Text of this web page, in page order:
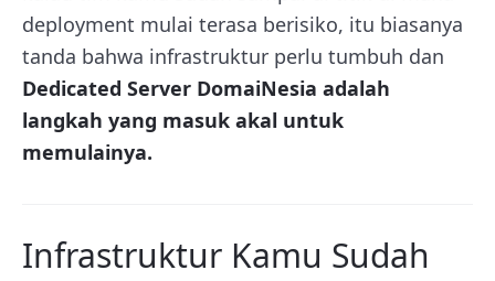
deployment mulai terasa berisiko, itu biasanya
tanda bahwa infrastruktur perlu tumbuh dan
Dedicated Server DomaiNesia adalah
langkah yang masuk akal untuk
memulainya.
Infrastruktur Kamu Sudah